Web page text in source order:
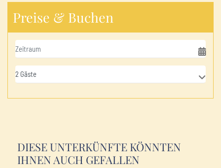
Preise & Buchen
DIESE UNTERKÜNFTE KÖNNTEN
IHNEN AUCH GEFALLEN